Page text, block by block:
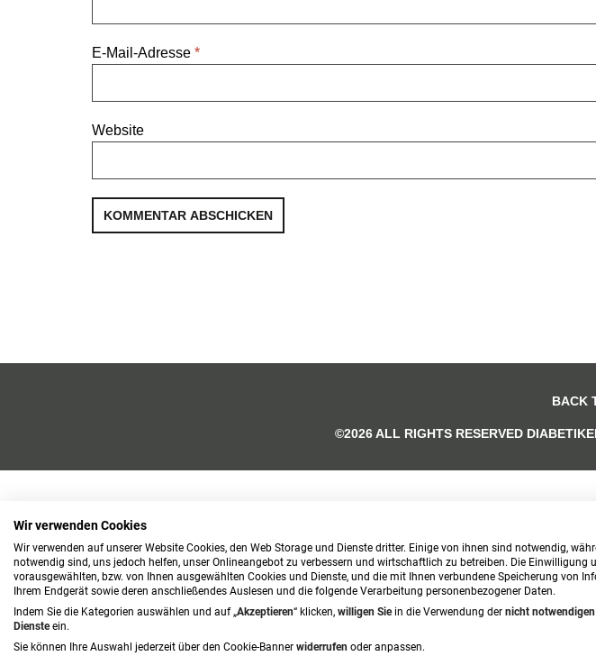
E-Mail-Adresse *
Website
BACK
©2026 ALL RIGHTS RESERVED
Wir verwenden Cookies
Wir verwenden auf unserer Website Cookies, den Web Storage und Dienste dritter. Einige von ihnen sind notwendig,
notwendig sind, uns jedoch helfen, unser Onlineangebot zu verbessern und wirtschaftlich zu betreiben. Die Einwilligung
vorausgewählten, bzw. von Ihnen ausgewählten Cookies und Dienste, und die mit Ihnen verbundene Speicherung von
Ihrem Endgerät sowie deren anschließendes Auslesen und die folgende Verarbeitung personenbezogener Daten.
Indem Sie die Kategorien auswählen und auf „Akzeptieren“ klicken, willigen Sie in die Verwendung der nicht
Diensteein.
Sie können Ihre Auswahl jederzeit über den Cookie-Banner widerrufen oder anpassen.